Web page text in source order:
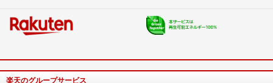
楽天のグループサービス